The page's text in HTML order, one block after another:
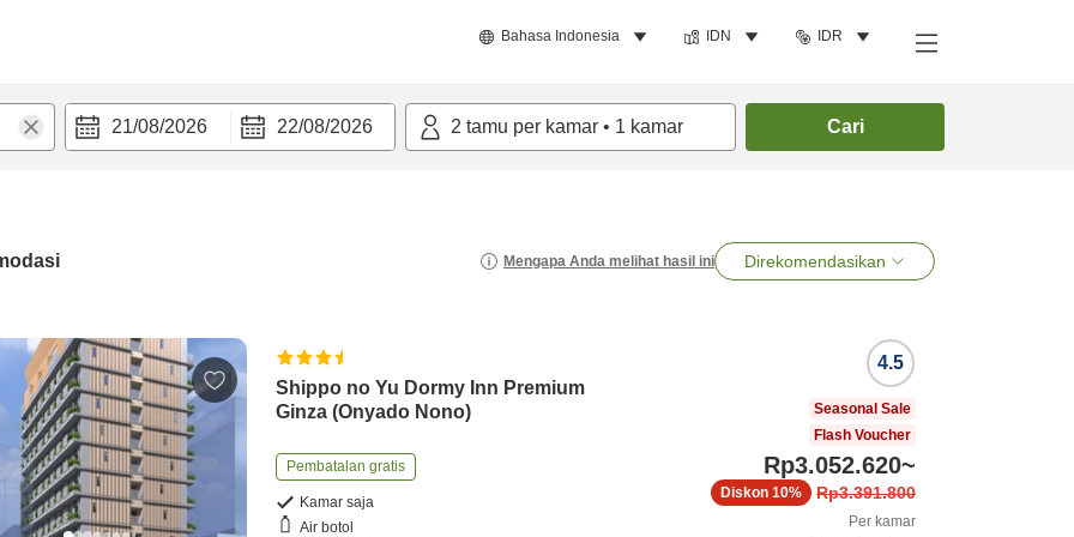
Bahasa Indonesia IDN IDR
21/08/2026 22/08/2026 2 tamu per kamar • 1 kamar Cari
Mengapa Anda melihat hasil ini Direkomendasikan
Shippo no Yu Dormy Inn Premium
Ginza (Onyado Nono)
Pembatalan gratis
Kamar saja
Air botol
4.5
Seasonal Sale
Flash Voucher
Rp3.052.620~
Rp3.391.800
Diskon 10%
Per kamar